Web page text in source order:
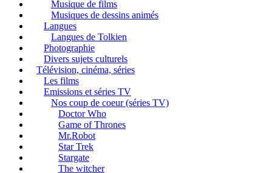
Musique de films
Musiques de dessins animés
Langues
Langues de Tolkien
Photographie
Divers sujets culturels
Télévision, cinéma, séries
Les films
Emissions et séries TV
Nos coup de coeur (séries TV)
Doctor Who
Game of Thrones
Mr.Robot
Star Trek
Stargate
The witcher